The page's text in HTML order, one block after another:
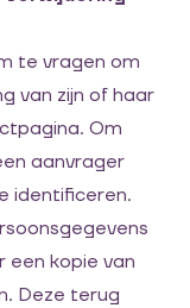
te vragen om
van zijn of haar
Om
aanvrager
identificeren.
een kopie van
Deze terug